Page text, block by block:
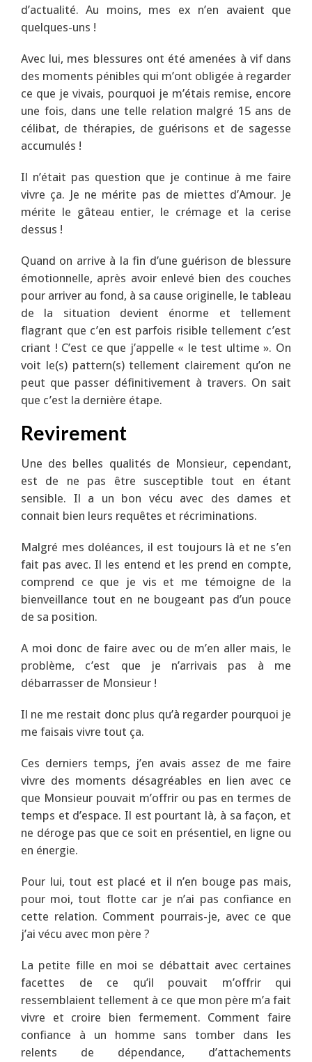
d’actualité. Au moins, mes ex n’en avaient que
quelques-uns !
Avec lui, mes blessures ont été amenées à vif dans
des moments pénibles qui m’ont obligée à regarder
ce que je vivais, pourquoi je m’étais remise, encore
une fois, dans une telle relation malgré 15 ans de
célibat, de thérapies, de guérisons et de sagesse
accumulés !
Il n’était pas question que je continue à me faire
vivre ça. Je ne mérite pas de miettes d’Amour. Je
mérite le gâteau entier, le crémage et la cerise
dessus !
Quand on arrive à la fin d’une guérison de blessure
émotionnelle, après avoir enlevé bien des couches
pour arriver au fond, à sa cause originelle, le tableau
de la situation devient énorme et tellement
flagrant que c’en est parfois risible tellement c’est
criant ! C’est ce que j’appelle « le test ultime ». On
voit le(s) pattern(s) tellement clairement qu’on ne
peut que passer définitivement à travers. On sait
que c’est la dernière étape.
Revirement
Une des belles qualités de Monsieur, cependant,
est de ne pas être susceptible tout en étant
sensible. Il a un bon vécu avec des dames et
connait bien leurs requêtes et récriminations.
Malgré mes doléances, il est toujours là et ne s’en
fait pas avec. Il les entend et les prend en compte,
comprend ce que je vis et me témoigne de la
bienveillance tout en ne bougeant pas d’un pouce
de sa position.
A moi donc de faire avec ou de m’en aller mais, le
problème, c’est que je n’arrivais pas à me
débarrasser de Monsieur !
Il ne me restait donc plus qu’à regarder pourquoi je
me faisais vivre tout ça.
Ces derniers temps, j’en avais assez de me faire
vivre des moments désagréables en lien avec ce
que Monsieur pouvait m’offrir ou pas en termes de
temps et d’espace. Il est pourtant là, à sa façon, et
ne déroge pas que ce soit en présentiel, en ligne ou
en énergie.
Pour lui, tout est placé et il n’en bouge pas mais,
pour moi, tout flotte car je n’ai pas confiance en
cette relation. Comment pourrais-je, avec ce que
j’ai vécu avec mon père ?
La petite fille en moi se débattait avec certaines
facettes de ce qu’il pouvait m’offrir qui
ressemblaient tellement à ce que mon père m’a fait
vivre et croire bien fermement. Comment faire
confiance à un homme sans tomber dans les
relents de dépendance, d’attachements